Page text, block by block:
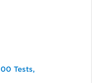
Tests,